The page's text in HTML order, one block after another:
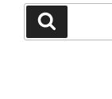
חיפוש